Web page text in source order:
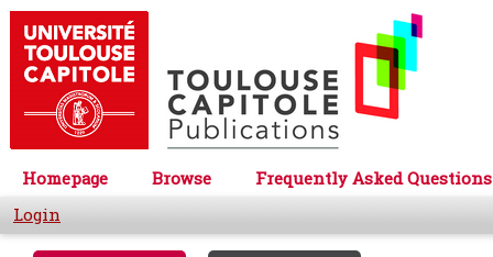
Homepage Browse
Frequently Asked Questions
Login